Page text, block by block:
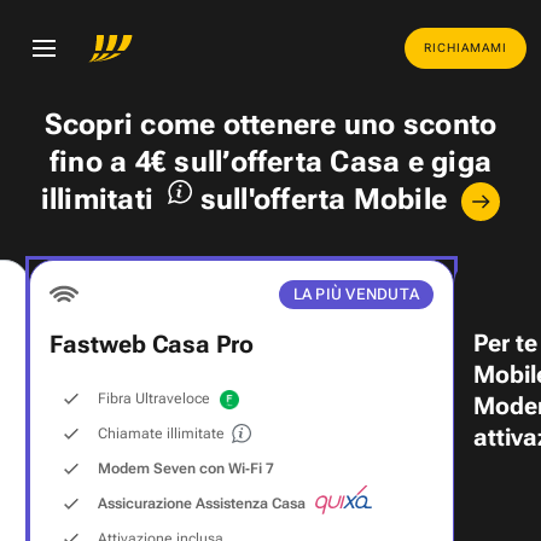
RICHIAMAMI
Scopri come ottenere uno sconto
fino a 4€ sull’offerta Casa egiga
illimitati
sull'offerta Mobile
LA PIÙ VENDUTA
Fastweb Casa Pro
Fibra Ultraveloce
Chiamate illimitate
Modem Seven con Wi‑Fi 7
Assicurazione Assistenza Casa
Per